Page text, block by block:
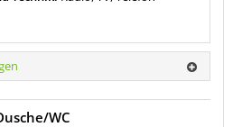
WC